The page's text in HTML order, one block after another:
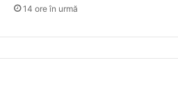
14 ore în urmă